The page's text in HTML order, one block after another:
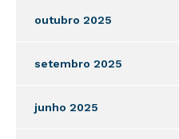
outubro 2025
setembro 2025
junho 2025